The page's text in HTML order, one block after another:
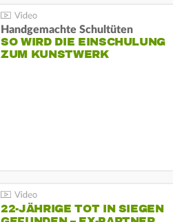
Handgemachte Schultüten
SO WIRD DIE EINSCHULUNG
ZUM KUNSTWERK
22-JÄHRIGE TOT IN SIEGEN